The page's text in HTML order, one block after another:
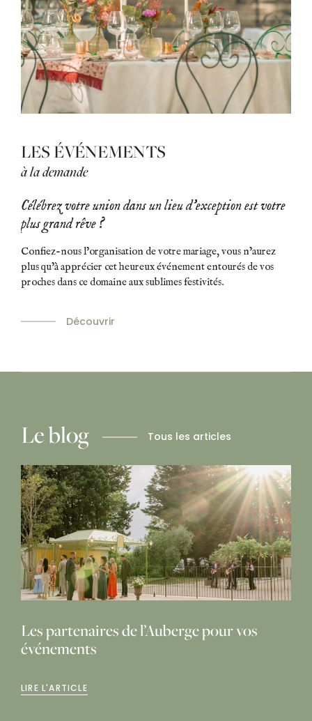
LES ÉVÉNEMENTS
à la demande
Célébrez votre union dans un lieu d’exception est votre
plus grand rêve ?
Confiez-nous l’organisation de votre mariage, vous n’aurez
plus qu’à apprécier cet heureux événement entourés de vos
proches dans ce domaine aux sublimes festivités.
Découvrir
Le blog Tous les articles
Les partenaires de l’Auberge pour vos
événements
LIRE L'ARTICLE